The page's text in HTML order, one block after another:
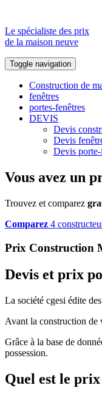
Le spécialiste des prix
de la maison neuve
Toggle navigation
Construction de
fenêtres
portes-fenêtres
DEVIS
Devis
Devis
Devis
Vous avez un
Trouvez et comparez
Comparez 4
Prix Construction
Devis et prix
La société cgesi édite
Avant la construction de
Grâce à la base de
possession.
Quel est le prix